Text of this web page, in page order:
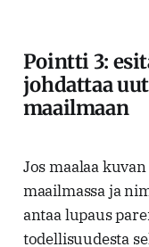
Pointti 3:
johdattaa
maailmaan
Jos maalaa
maailmassa ja
antaa lupaus
todellisuudesta